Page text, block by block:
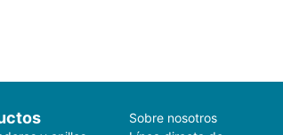
Sobre nosotros